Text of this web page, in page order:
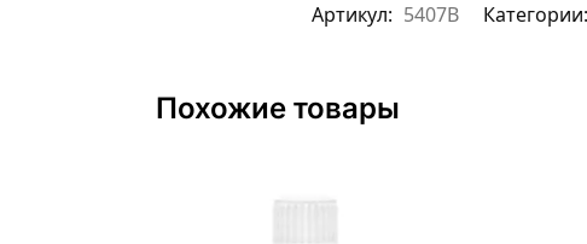
Артикул: 5407B Категории:
Похожие товары